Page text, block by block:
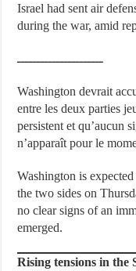
Israel had sent air
during the war, amid
ــــــــــــــــــــــ
Washington devrait
entre les deux parties
persistent et qu’aucun
n’apparaît pour le
Washington is
the two sides on
no clear signs of an
emerged.
Rising tensions in